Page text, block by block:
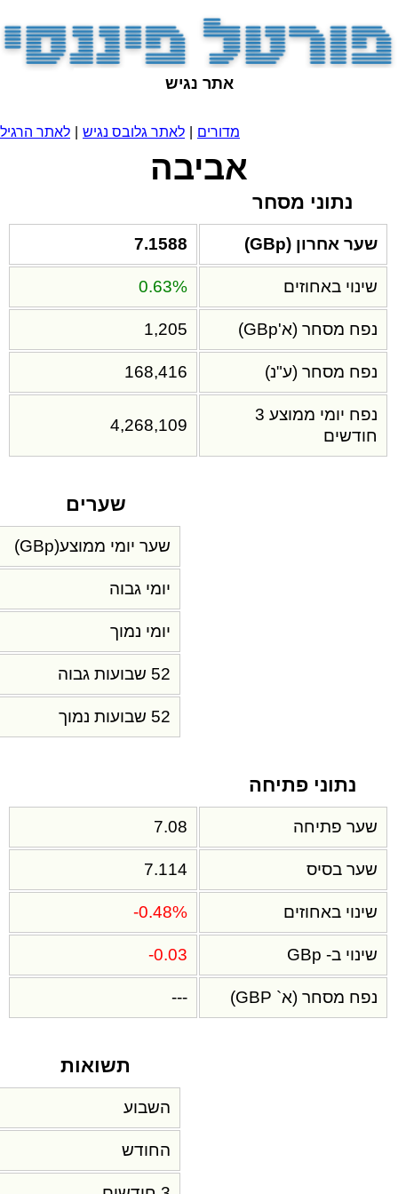
אתר נגיש
לאתר הרגיל לאתר גלובס נגיש מדורים
אביבה
נתוני מסחר
שער אחרון (GBp) 7.1588
שינוי באחוזים 0.63%
נפח מסחר (א'GBp) 1,205
נפח מסחר (ע"נ) 168,416
נפח יומי ממוצע 3
חודשים
4,268,109
שערים
שער יומי ממוצע(GBp)
יומי גבוה
יומי נמוך
52 שבועות גבוה
52 שבועות נמוך
נתוני פתיחה
שער פתיחה 7.08
שער בסיס 7.114
שינוי באחוזים -0.48%
שינוי ב- GBp -0.03
נפח מסחר (א` GBP) ---
תשואות
השבוע
החודש